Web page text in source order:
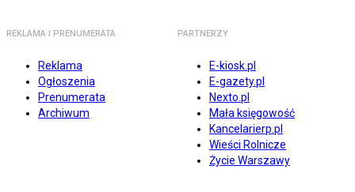
REKLAMA I PRENUMERATA
Reklama
Ogłoszenia
Prenumerata
Archiwum
PARTNERZY
E-kiosk.pl
E-gazety.pl
Nexto.pl
Mała księgowość
Kancelarierp.pl
Wieści Rolnicze
Życie Warszawy